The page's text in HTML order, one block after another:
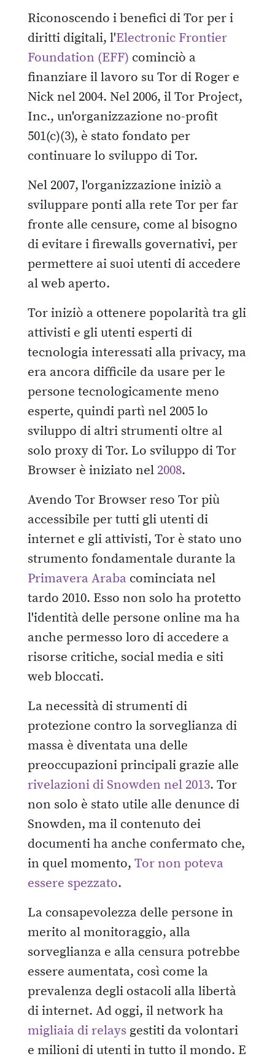
Riconoscendo i benefici di Tor per i
diritti digitali, l'Electronic Frontier
Foundation (EFF) cominciò a
finanziare il lavoro su Tor di Roger e
Nick nel 2004. Nel 2006, il Tor Project,
Inc., un'organizzazione no-profit
501(c)(3), è stato fondato per
continuare lo sviluppo di Tor.
Nel 2007, l'organizzazione iniziò a
sviluppare ponti alla rete Tor per far
fronte alle censure, come al bisogno
di evitare i firewalls governativi, per
permettere ai suoi utenti di accedere
al web aperto.
Tor iniziò a ottenere popolarità tra gli
attivisti e gli utenti esperti di
tecnologia interessati alla privacy, ma
era ancora difficile da usare per le
persone tecnologicamente meno
esperte, quindi partì nel 2005 lo
sviluppo di altri strumenti oltre al
solo proxy di Tor. Lo sviluppo di Tor
Browser è iniziato nel 2008.
Avendo Tor Browser reso Tor più
accessibile per tutti gli utenti di
internet e gli attivisti, Tor è stato uno
strumento fondamentale durante la
Primavera Araba cominciata nel
tardo 2010. Esso non solo ha protetto
l'identità delle persone online ma ha
anche permesso loro di accedere a
risorse critiche, social media e siti
web bloccati.
La necessità di strumenti di
protezione contro la sorveglianza di
massa è diventata una delle
preoccupazioni principali grazie alle
rivelazioni di Snowden nel 2013. Tor
non solo è stato utile alle denunce di
Snowden, ma il contenuto dei
documenti ha anche confermato che,
in quel momento, Tor non poteva
essere spezzato.
La consapevolezza delle persone in
merito al monitoraggio, alla
sorveglianza e alla censura potrebbe
essere aumentata, così come la
prevalenza degli ostacoli alla libertà
di internet. Ad oggi, il network ha
migliaia di relays gestiti da volontari
e milioni di utenti in tutto il mondo. E